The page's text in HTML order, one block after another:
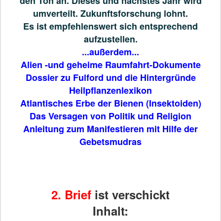
umverteilt. Zukunftsforschung lohnt.
Es ist empfehlenswert sich entsprechend
aufzustellen.
...außerdem...
Alien -und geheime Raumfahrt-Dokumente
Dossier zu Fulford und die Hintergründe
Heilpflanzenlexikon
Atlantisches Erbe der Bienen (Insektoiden)
Das Versagen von Politik und Religion
Anleitung zum Manifestieren mit Hilfe der
Gebetsmudras
2. Brief ist verschickt
Inhalt: